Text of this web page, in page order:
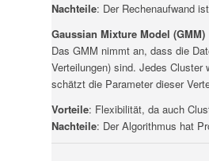
Nachteile: Der Rechenaufwand
Gaussian Mixture Model (GMM)
Das GMM nimmt an, dass die
Verteilungen) sind. Jedes Cluster
schätzt die Parameter dieser
Vorteile: Flexibilität, da auch
Nachteile: Der Algorithmus hat